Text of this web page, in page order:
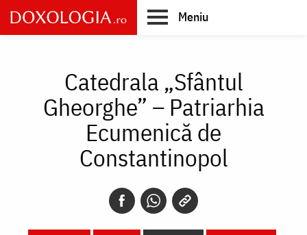
Skip
to
main
Meniu
Catedrala „Sfântul
Gheorghe” – Patriarhia
Ecumenică de
Constantinopol